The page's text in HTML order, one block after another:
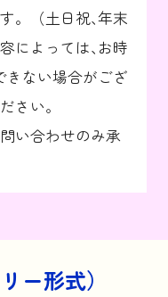
。（土日祝､年末
によっては､お時
きない場合がござ
さい。
い合わせのみ承
ー形式）